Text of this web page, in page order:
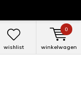
wishlist winkelwagen
0